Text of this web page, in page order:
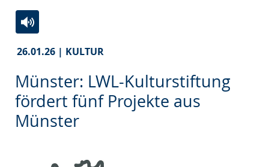
26.01.26 | KULTUR
Münster: LWL-Kulturstiftung
fördert fünf Projekte aus
Münster
Leichten
Sprache
wechseln.
Audio-
Unterstützung.
Video
in
Deutscher
Gebärdensprache
wird